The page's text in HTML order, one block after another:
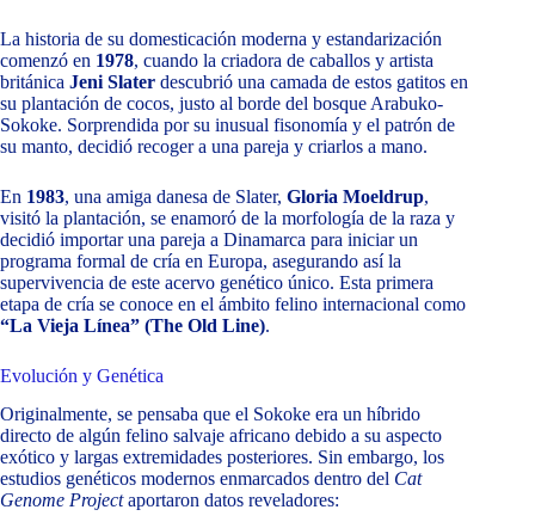
La historia de su domesticación moderna y estandarización
comenzó en 1978, cuando la criadora de caballos y artista
británica Jeni Slater descubrió una camada de estos gatitos en
su plantación de cocos, justo al borde del bosque Arabuko-
Sokoke. Sorprendida por su inusual fisonomía y el patrón de
su manto, decidió recoger a una pareja y criarlos a mano.
En 1983, una amiga danesa de Slater, Gloria Moeldrup,
visitó la plantación, se enamoró de la morfología de la raza y
decidió importar una pareja a Dinamarca para iniciar un
programa formal de cría en Europa, asegurando así la
supervivencia de este acervo genético único. Esta primera
etapa de cría se conoce en el ámbito felino internacional como
“La Vieja Línea” (The Old Line).
Evolución y Genética
Originalmente, se pensaba que el Sokoke era un híbrido
directo de algún felino salvaje africano debido a su aspecto
exótico y largas extremidades posteriores. Sin embargo, los
estudios genéticos modernos enmarcados dentro del Cat
Genome Projectaportaron datos reveladores: